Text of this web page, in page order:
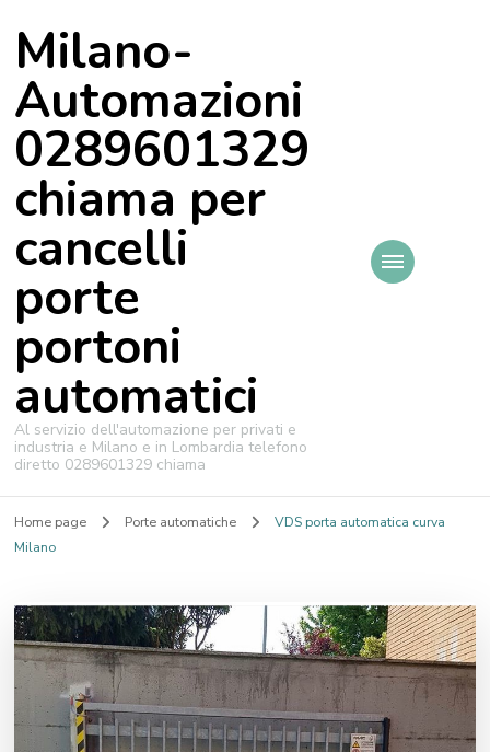
Milano-
Automazioni
0289601329
chiama per
cancelli
porte
portoni
automatici
Al servizio dell'automazione per privati e
industria e Milano e in Lombardia telefono
diretto 0289601329 chiama
Home page Porte automatiche
VDS porta automatica curva
Milano